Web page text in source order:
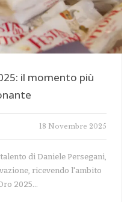
il momento più
18 Novembre 2025
di Daniele Persegani,
ricevendo l'ambito
2025…